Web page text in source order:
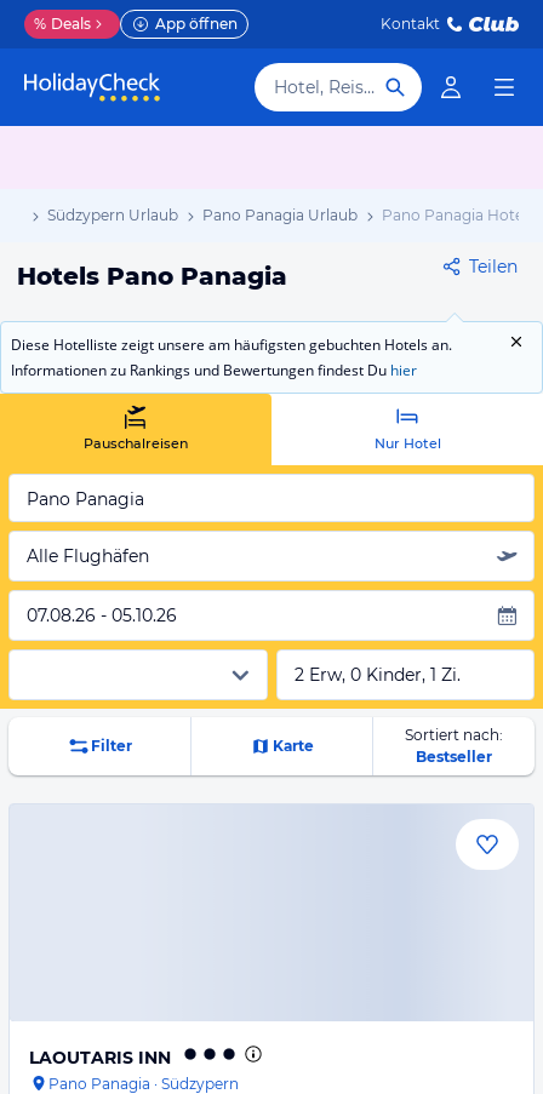
% Deals App öffnen Kontakt
Hotel, Reiseziel
Südzypern Urlaub Pano Panagia Urlaub Pano Panagia Hotels
Hotels Pano Panagia Teilen
Diese Hotelliste zeigt unsere am häufigsten gebuchten Hotels an.
Informationen zu Rankings und Bewertungen findest Du hier
Pauschalreisen Nur Hotel
Pano Panagia
Alle Flughäfen
07.08.26 - 05.10.26
2 Erw, 0 Kinder, 1 Zi.
Filter Karte
Sortiert nach:
Bestseller
LAOUTARIS INN
Pano Panagia · Südzypern